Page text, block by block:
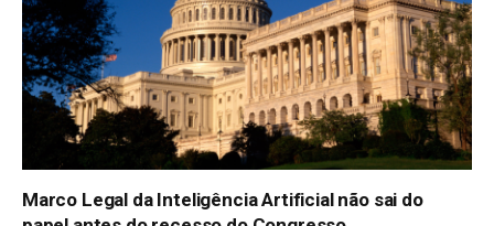
Marco Legal da Inteligência Artificial não sai do